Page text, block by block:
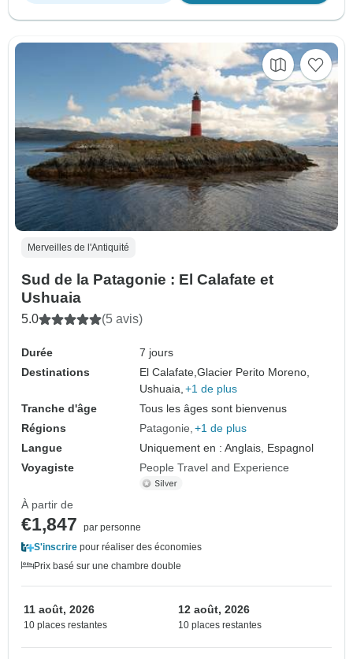
Merveilles de l'Antiquité
Sud de la Patagonie : El Calafate et
Ushuaia
5.0 (5 avis)
Durée
7 jours
Destinations
El Calafate,Glacier Perito Moreno,
Ushuaia, +1 de plus
Tranche d'âge
Tous les âges sont bienvenus
Régions
Patagonie +1 de plus
Langue
Uniquement en : Anglais, Espagnol
Voyagiste
People Travel and Experience
À partir de
€1,847
par personne
S'inscrire pour réaliser des économies
Prix basé sur une chambre double
11 août, 2026
10 places restantes
12 août, 2026
10 places restantes